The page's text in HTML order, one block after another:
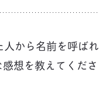
から名前を呼ばれ
想を教えてくださ